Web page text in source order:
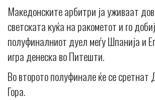
Македонските арбитри ја уживаат
светската куќа на ракометот и го
полуфиналниот дуел меѓу Шпанија и
игра денеска во Питешти.
Во второто полуфинале ќе се
Гора.